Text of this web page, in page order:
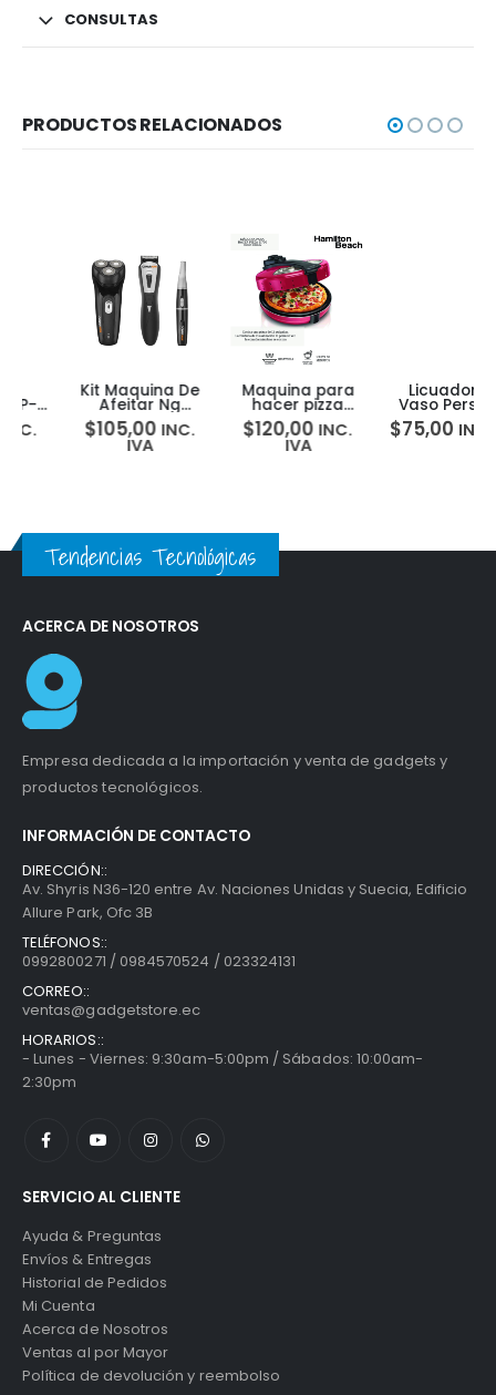
CONSULTAS
PRODUCTOS RELACIONADOS
Kit Maquina De
Afeitar Ng
Deluxe Conair
Men
$ 105,00 INC.
IVA
Maquina para
hacer pizza
30cm Hamilton
Beach 31700
$ 120,00 INC.
IVA
Licuadora +
Vaso Personal
Viajero 700w
Hamilton Beach
$75,00 INC. IVA
Tendencias Tecnológicas
ACERCA DE NOSOTROS
Empresa dedicada a la importación y venta de gadgets y
productos tecnológicos.
INFORMACIÓN DE CONTACTO
DIRECCIÓN::
Av. Shyris N36-120 entre Av. Naciones Unidas y Suecia, Edificio
Allure Park, Ofc 3B
TELÉFONOS::
0992800271 / 0984570524 / 023324131
CORREO::
ventas@gadgetstore.ec
HORARIOS::
- Lunes - Viernes: 9:30am-5:00pm / Sábados: 10:00am-
2:30pm
SERVICIO AL CLIENTE
Ayuda & Preguntas
Envíos & Entregas
Historial de Pedidos
Mi Cuenta
Acerca de Nosotros
Ventas al por Mayor
Política de devolución y reembolso